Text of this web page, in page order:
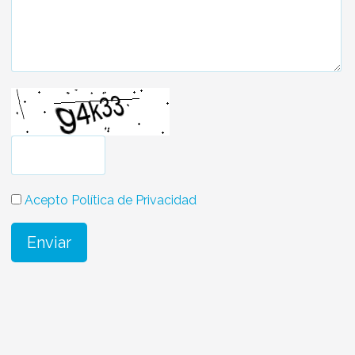
Acepto Política de Privacidad